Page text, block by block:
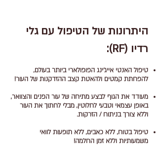
היתרונות של הטיפול עם גלי
רדיו (RF):
טיפול האנטי אייג'ינג הפופולארי ביותר בעולם,
להפחתת קמטים ולהאטת קצב ההזדקנות של העור!
מעודד את הגוף לבצע מתיחה של עור הפנים והצוואר,
באופן עצמאי וטבעי לחלוטין, מבלי לחתוך את העור
וללא צורך בניתוח / הזרקות.
טיפול בטוח, ללא כאבים, ללא תופעות לוואי
משמעותיות וללא זמן החלמה!